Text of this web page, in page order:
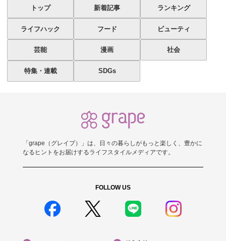
トップ 新着記事 ランキング
ライフハック フード ビューティ
芸能 漫画 社会
特集・連載 SDGs
「grape（グレイプ）」は、日々の暮らしがもっと楽しく、豊かに
なるヒントをお届けするライフスタイルメディアです。
FOLLOW US